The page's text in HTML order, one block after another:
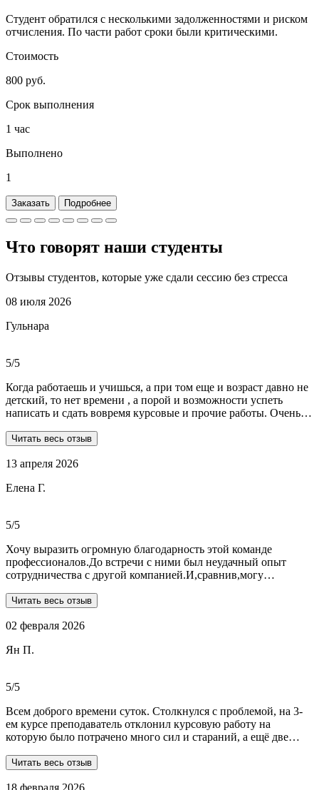
Студент обратился с несколькими задолженностями и риском
отчисления. По части работ сроки были критическими.
Стоимость
800 руб.
Срок выполнения
1 час
Выполнено
1
Заказать Подробнее
Что говорят наши студенты
Отзывы студентов, которые уже сдали сессию без стресса
08 июля 2026
Гульнара
5/5
Когда работаешь и учишься, а при том еще и возраст давно не
детский, то нет времени , а порой и возможности успеть
написать и сдать вовремя курсовые и прочие работы. Очень
Dist-help. Все мои проблемы в полном смысле слова взяли на
выполнили очень качественно, вовремя и по очень даже
реагируют и отвечают на все вопросы. Теперь буду
Читать весь отзыв
13 апреля 2026
Елена Г.
5/5
Хочу выразить огромную благодарность этой команде
профессионалов.До встречи с ними был неудачный опыт
сотрудничества с другой компанией.И,сравнив,могу
профессионалов.Условия,сроки были сразу оговорены и четко
уровне.А если возникали вопросы или проблемы,то помощь
помощь студентам,то только-сюда.Огромное спасибо!!!
Читать весь отзыв
02 февраля 2026
Ян П.
5/5
Всем доброго времени суток. Столкнулся с проблемой, на 3-
ем курсе преподаватель отклонил курсовую работу на
которую было потрачено много сил и стараний, а ещё две
обратился в Dist-help. Первый раз, были опасения и по срокам,
Читать весь отзыв
18 февраля 2026